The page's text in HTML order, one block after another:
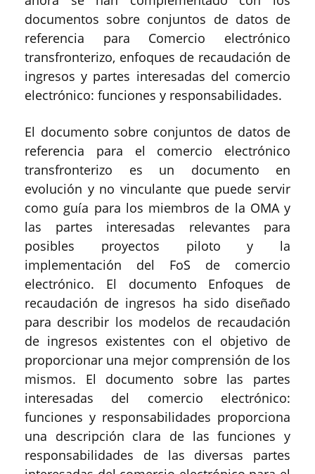
documentos sobre conjuntos de datos de
referencia para Comercio electrónico
transfronterizo, enfoques de recaudación de
ingresos y partes interesadas del comercio
electrónico: funciones y responsabilidades.
El documento sobre conjuntos de datos de
referencia para el comercio electrónico
transfronterizo es un documento en
evolución y no vinculante que puede servir
como guía para los miembros de la OMA y
las partes interesadas relevantes para
posibles proyectos piloto y la
implementación del FoS de comercio
electrónico. El documento Enfoques de
recaudación de ingresos ha sido diseñado
para describir los modelos de recaudación
de ingresos existentes con el objetivo de
proporcionar una mejor comprensión de los
mismos. El documento sobre las partes
interesadas del comercio electrónico:
funciones y responsabilidades proporciona
una descripción clara de las funciones y
responsabilidades de las diversas partes